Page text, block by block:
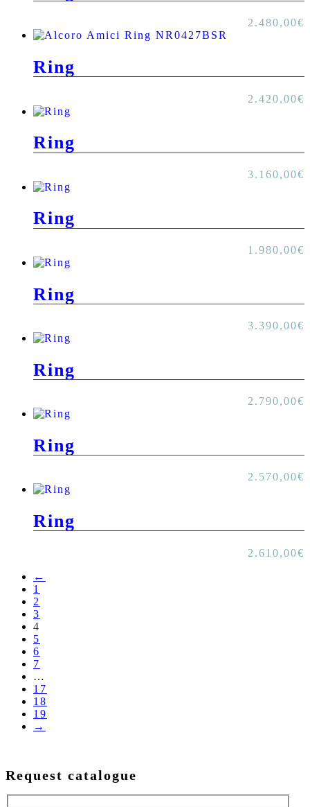
2.480,00€
Ring
2.420,00€
Ring
3.160,00€
Ring
1.980,00€
Ring
3.390,00€
Ring
2.790,00€
Ring
2.570,00€
Ring
2.610,00€
←
1
2
3
4
5
6
7
…
17
18
19
→
Request catalogue